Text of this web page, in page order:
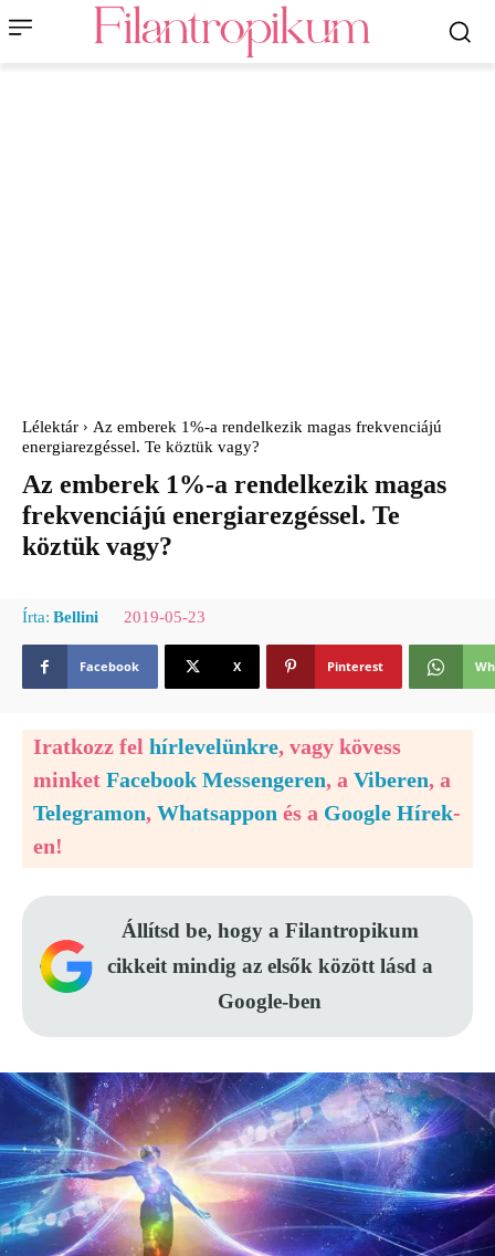
Lélektár
Az emberek 1%-a rendelkezik magas frekvenciájú
energiarezgéssel. Te köztük vagy?
Az emberek 1%-a rendelkezik magas
frekvenciájú energiarezgéssel. Te
köztük vagy?
Írta: Bellini 2019-05-23
Facebook X Pinterest
Iratkozz fel hírlevelünkre, vagy kövess
minket Facebook Messengeren, a Viberen, a
Telegramon, Whatsappon és a Google Hírek-
en!
Állítsd be, hogy a Filantropikum
cikkeit mindig az elsők között lásd a
Google-ben